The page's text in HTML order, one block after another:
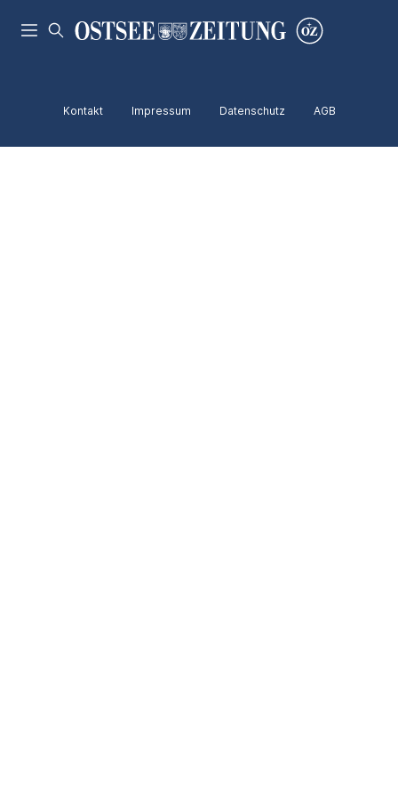
Kontakt Impressum Datenschutz AGB